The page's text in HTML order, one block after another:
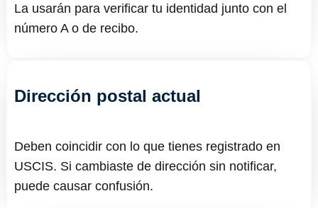
La usarán para verificar tu identidad junto con el
número A o de recibo.
Dirección postal actual
Deben coincidir con lo que tienes registrado en
USCIS. Si cambiaste de dirección sin notificar,
puede causar confusión.